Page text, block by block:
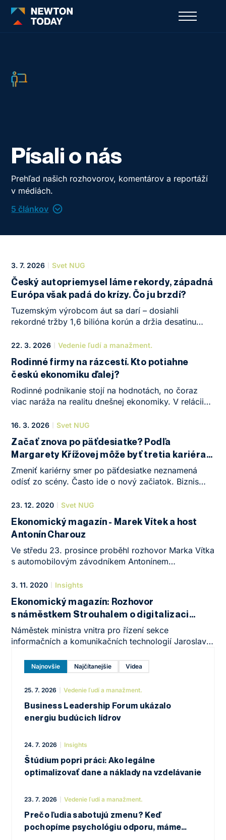
Písali o nás
Prehľad našich rozhovorov, komentárov a reportáží
v médiách.
5 článkov
3. 7. 2026 Svet NUG
Český autopriemysel láme rekordy, západná
Európa však padá do krízy. Čo ju brzdí?
Tuzemským výrobcom áut sa darí – dosiahli
rekordné tržby 1,6 bilióna korún a držia desatinu
za hranicami, kde tradičné západné značky tvrdo
automobilky čelia naozaj veľkému prepadu dopytu
predovšetkým v dôsledku toho, že Čína dokáže
elektroautomobily vyrábať výrazne lacnejšie,“
komentuje situáciu ekonóm z NEWTON University
22. 3. 2026 Vedenie ľudí a manažment.
Rodinné firmy na rázcestí. Kto potiahne
českú ekonomiku ďalej?
Rodinné podnikanie stojí na hodnotách, no čoraz
viac naráža na realitu dnešnej ekonomiky. V relácii
a Matouš Syrový o tom, čo čaká rodinné firmy
16. 3. 2026 Svet NUG
Začať znova po päťdesiatke? Podľa
Margarety Křížovej môže byť tretia kariéra
tou najodvážnejšou
Zmeniť kariérny smer po päťdesiatke neznamená
odísť zo scény. Často ide o nový začiatok. Biznis
že skúsenosti môžu byť na trhu práce jednou
môže premeniť na jednu z najlepších investícií
do vlastnej budúcnosti.
23. 12. 2020 Svet NUG
Ekonomický magazín - Marek Vítek a host
Antonín Charouz
Ve středu 23. prosince proběhl rozhovor Marka Vítka
s automobilovým závodníkem Antonínem
manažerem závodních jezdců. Mezi nejznámější
slavné Formuli 1.
3. 11. 2020 Insights
Ekonomický magazín: Rozhovor
s náměstkem Strouhalem o digitalizaci
státní správy
Náměstek ministra vnitra pro řízení sekce
informačních a komunikačních technologií Jaroslav
roce v digitalizaci státní správy. Rozhovor
Ekonomického magazínu proběhl ve spolupráci
s vysokou školou NEWTON College.
Najnovšie Najčítanejšie Videa
25. 7. 2026 Vedenie ľudí a manažment.
Business Leadership Forum ukázalo
energiu budúcich lídrov
24. 7. 2026 Insights
Štúdium popri práci: Ako legálne
optimalizovať dane a náklady na vzdelávanie
23. 7. 2026 Vedenie ľudí a manažment.
Prečo ľudia sabotujú zmenu? Keď
pochopíme psychológiu odporu, máme